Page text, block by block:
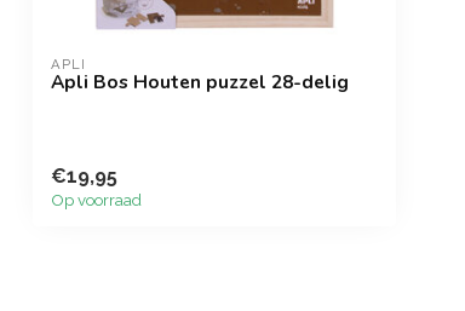
APLI
Apli Bos Houten puzzel 28-delig
€19,95
Op voorraad